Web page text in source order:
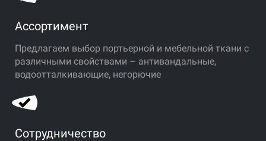
Ассортимент
Предлагаем выбор портьерной и мебельной ткани с
различными свойствами – антивандальные,
водоотталкивающие, негорючие
Сотрудничество